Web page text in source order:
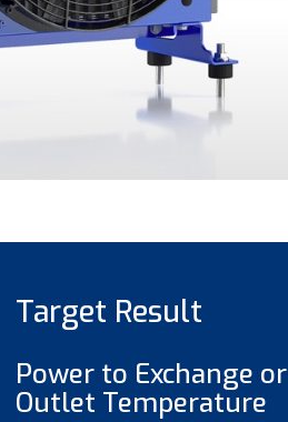
Target Result
Power to Exchange or
Outlet Temperature